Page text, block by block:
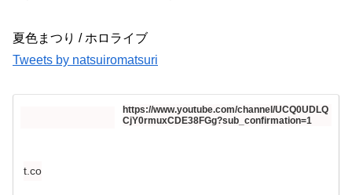
夏色まつり / ホロライブ
Tweets by natsuiromatsuri
https://www.youtube.com/channel/UCQ0UDLQ
CjY0rmuxCDE38FGg?sub_confirmation=1
t.co